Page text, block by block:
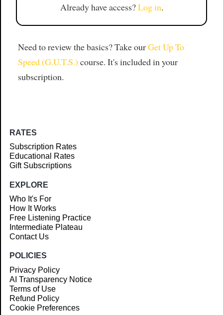
Already have access?Log in.
Need to review the basics? Take ourGet Up To
Speed (G.U.T.S.) course. It's included in your
subscription.
RATES
Subscription Rates
Educational Rates
Gift Subscriptions
EXPLORE
Who It's For
How It Works
Free Listening Practice
Intermediate Plateau
Contact Us
POLICIES
Privacy Policy
AI Transparency Notice
Terms of Use
Refund Policy
Cookie Preferences